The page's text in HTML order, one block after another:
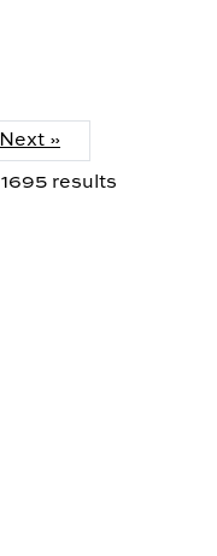
Next »
1695 results